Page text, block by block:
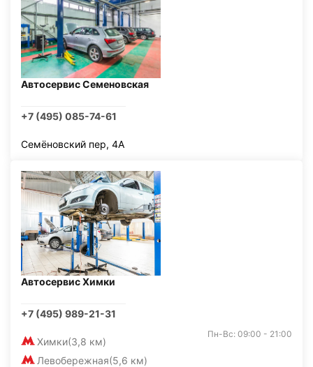
Автосервис Семеновская
+7 (495) 085-74-61
Семёновский пер, 4А
Автосервис Химки
+7 (495) 989-21-31
Химки(3,8 км)
Левобережная(5,6 км)
Пн-Вс: 09:00 - 21:00